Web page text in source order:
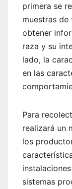
primera se
muestras
obtener
raza y su
lado, la
en las
Para
realizará un
los
sistemas